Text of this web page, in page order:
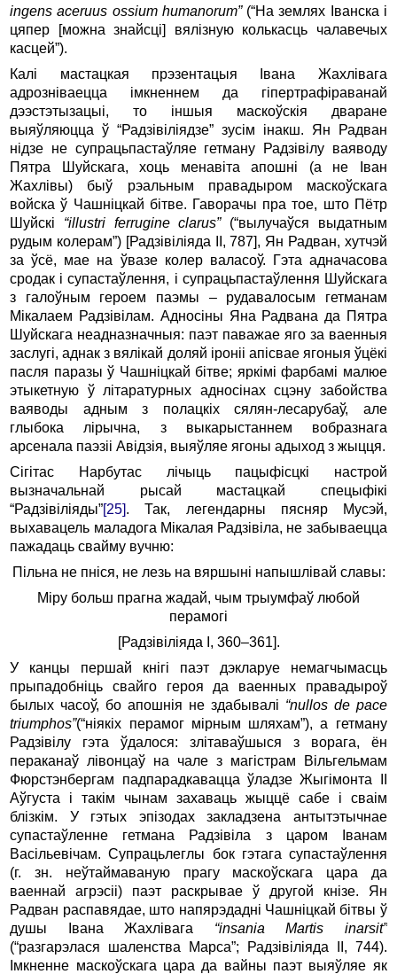
ingens aceruus ossium humanorum” (“На землях Іванска і
цяпер [можна знайсці] вялізную колькасць чалавечых
касцей”).
Калі мастацкая прэзентацыя Івана Жахлівага
адрозніваецца імкненнем да гіпертрафіраванай
дээстэтызацыі, то іншыя маскоўскія дваране
выяўляюцца ў “Радзівіліядзе” зусім інакш. Ян Радван
нідзе не супрацьпастаўляе гетману Радзівілу ваяводу
Пятра Шуйскага, хоць менавіта апошні (а не Іван
Жахлівы) быў рэальным правадыром маскоўскага
войска ў Чашніцкай бітве. Гаворачы пра тое, што Пётр
Шуйскі “illustri ferrugine clarus” (“вылучаўся выдатным
рудым колерам”) [Радзівіліяда II, 787], Ян Радван, хутчэй
за ўсё, мае на ўвазе колер валасоў. Гэта адначасова
сродак і супастаўлення, і супрацьпастаўлення Шуйскага
з галоўным героем паэмы – рудавалосым гетманам
Мікалаем Радзівілам. Адносіны Яна Радвана да Пятра
Шуйскага неадназначныя: паэт паважае яго за ваенныя
заслугі, аднак з вялікай доляй іроніі апісвае ягоныя ўцёкі
пасля паразы ў Чашніцкай бітве; яркімі фарбамі малюе
этыкетную ў літаратурных адносінах сцэну забойства
ваяводы адным з полацкіх сялян-лесарубаў, але
глыбока лірычна, з выкарыстаннем вобразнага
арсенала паэзіі Авідзія, выяўляе ягоны адыход з жыцця.
Сігітас Нарбутас лічыць пацыфісцкі настрой
вызначальнай рысай мастацкай спецыфікі
“Радзівіліяды”[25]. Так, легендарны пясняр Мусэй,
выхавацель маладога Мікалая Радзівіла, не забываецца
пажадаць свайму вучню:
Пільна не пніся, не лезь на вяршыні напышлівай славы:
Міру больш прагна жадай, чым трыумфаў любой
перамогі
[Радзівіліяда І, 360–361].
У канцы першай кнігі паэт дэкларуе немагчымасць
прыпадобніць свайго героя да ваенных правадыроў
былых часоў, бо апошнія не здабывалі “nullos de pace
triumphos”(“ніякіх перамог мірным шляхам”), а гетману
Радзівілу гэта ўдалося: злітаваўшыся з ворага, ён
пераканаў лівонцаў на чале з магістрам Вільгельмам
Фюрстэнбергам падпарадкавацца ўладзе Жыгімонта ІІ
Аўгуста і такім чынам захаваць жыццё сабе і сваім
блізкім. У гэтых эпізодах закладзена антытэтычнае
супастаўленне гетмана Радзівіла з царом Іванам
Васільевічам. Супрацьлеглы бок гэтага супастаўлення
(г. зн. неўтаймаваную прагу маскоўскага цара да
ваеннай агрэсіі) паэт раскрывае ў другой кнізе. Ян
Радван распавядае, што напярэдадні Чашніцкай бітвы ў
душы Івана Жахлівага “insania Martis inarsit”
(“разгарэлася шаленства Марса”; Радзівіліяда II, 744).
Імкненне маскоўскага цара да вайны паэт выяўляе як